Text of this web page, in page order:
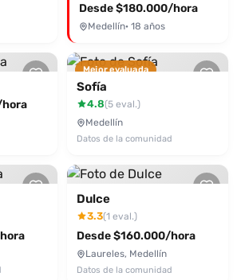
Desde $180.000/hora
Medellín· 18 años
Mejor evaluada
Sofía
4.8(5 eval.)
Medellín
Datos de la comunidad
Dulce
3.3(1 eval.)
Desde $160.000/hora
Laureles, Medellín
Datos de la comunidad